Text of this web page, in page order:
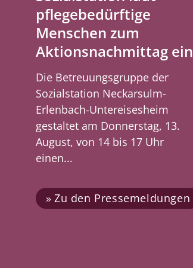
pflegebedürftige
Menschen zum
Aktionsnachmittag ein
Die Betreuungsgruppe der
Sozialstation Neckarsulm-
Erlenbach-Untereisesheim
gestaltet am Donnerstag, 13.
August, von 14 bis 17 Uhr
einen...
Zu den Pressemeldungen